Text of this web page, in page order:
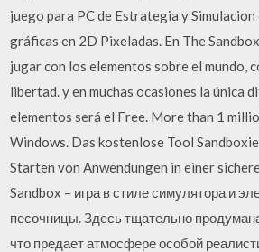
juego para PC de Estrategia y
gráficas en 2D Pixeladas. En The
jugar con los elementos sobre el mundo,
libertad. y en muchas ocasiones la única
elementos será el Free. More than 1
Windows. Das kostenlose Tool
Starten von Anwendungen in einer
Sandbox – игра в стиле симулятора и
песочницы. Здесь тщательно
что предает атмосфере особой